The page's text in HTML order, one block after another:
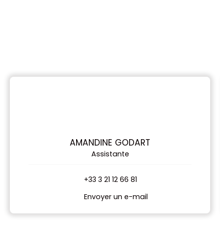
AMANDINE GODART
Assistante
+33 3 21 12 66 81
Envoyer un e-mail